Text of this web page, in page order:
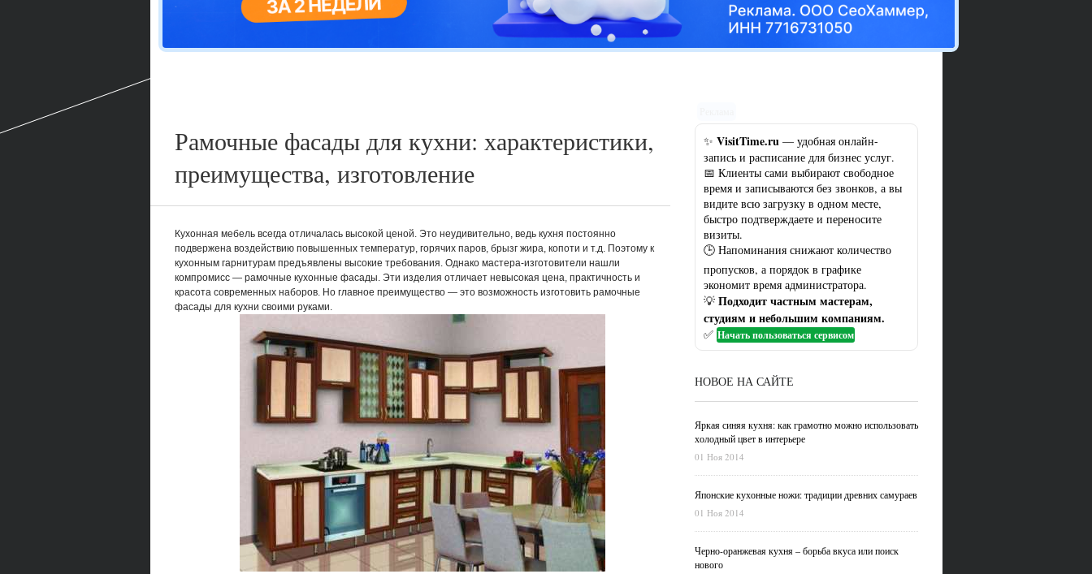
Цветовая гамма кухни: рекомендации по выбору оптимального
Рамочные фасады для кухни: характеристики,
преимущества, изготовление
Кухонная мебель всегда отличалась высокой ценой. Это неудивительно, ведь кухня постоянно
подвержена воздействию повышенных температур, горячих паров, брызг жира, копоти и т.д. Поэтому к
кухонным гарнитурам предъявлены высокие требования. Однако мастера-изготовители нашли
компромисс — рамочные кухонные фасады. Эти изделия отличает невысокая цена, практичность и
красота современных наборов. Но главное преимущество — это возможность изготовить рамочные
фасады для кухни своими руками.
✨ VisitTime.ru — удобная онлайн-
запись и расписание для бизнес услуг.
📅 Клиенты сами выбирают свободное
время и записываются без звонков, а вы
видите всю загрузку в одном месте,
быстро подтверждаете и переносите
визиты.
🕒 Напоминания снижают количество
пропусков, а порядок в графике
экономит время администратора.
💡 Подходит частным мастерам,
студиям и небольшим компаниям.
✅ Начать пользоваться сервисом
НОВОЕ НА САЙТЕ
Яркая синяя кухня: как грамотно можно использовать
холодный цвет в интерьере
01 Ноя 2014
Японские кухонные ножи: традиции древних самураев
01 Ноя 2014
Черно-оранжевая кухня – борьба вкуса или поиск
нового